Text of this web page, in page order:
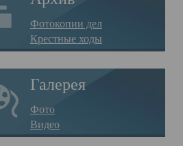
Фотокопии дел
Крестные ходы
Галерея
Фото
Видео